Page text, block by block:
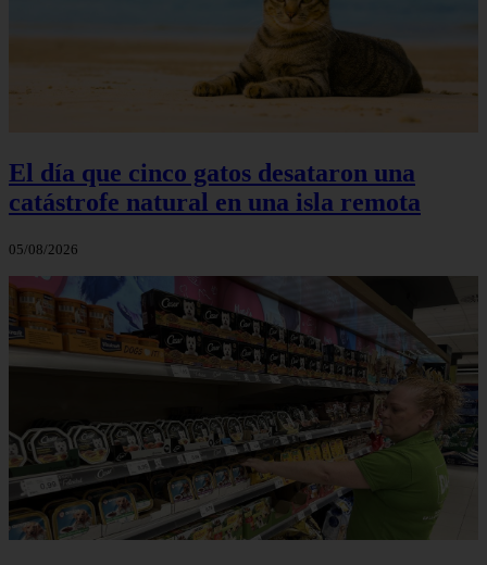
El día que cinco gatos desataron una
catástrofe natural en una isla remota
05/08/2026